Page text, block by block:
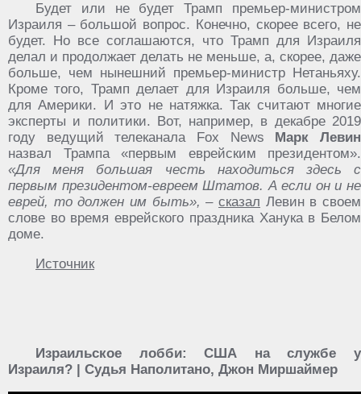
Будет или не будет Трамп премьер-министром
Израиля – большой вопрос. Конечно, скорее всего, не
будет. Но все соглашаются, что Трамп для Израиля
делал и продолжает делать не меньше, а, скорее, даже
больше, чем нынешний премьер-министр Нетаньяху.
Кроме того, Трамп делает для Израиля больше, чем
для Америки. И это не натяжка. Так считают многие
эксперты и политики. Вот, например, в декабре 2019
году ведущий телеканала Fox News
Марк Левин
назвал Трампа «первым еврейским президентом».
«Для меня большая честь находиться здесь с
первым президентом-евреем Штатов. А если он и не
еврей, то должен им быть»,–сказал Левин в своем
слове во время еврейского праздника Ханука в Белом
доме.
Источник
Израильское лобби: США на службе у
Израиля? | Судья Наполитано, Джон Миршаймер